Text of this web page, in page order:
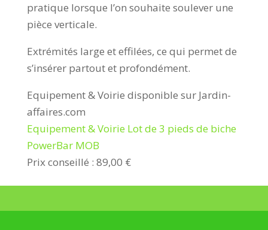
pratique lorsque l’on souhaite soulever une
pièce verticale.
Extrémités large et effilées, ce qui permet de
s’insérer partout et profondément.
Equipement & Voirie disponible sur Jardin-
affaires.com
Equipement & Voirie Lot de 3 pieds de biche
PowerBar MOB
Prix conseillé : 89,00 €